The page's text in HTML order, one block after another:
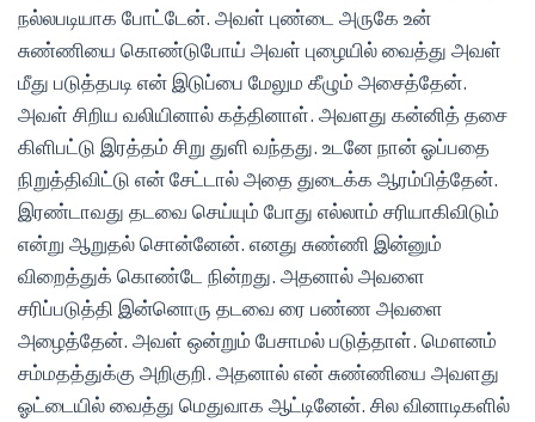
நல்லபடியாக போட்டேன். அவள் புண்டை அருகே உன்
சுண்ணியை கொண்டுபோய் அவள் புழையில் வைத்து அவள்
மீது படுத்தபடி என் இடுப்பை மேலும கீழும் அசைத்தேன்.
அவள் சிறிய வலியினால் கத்தினாள். அவளது கன்னித் தசை
கிளிபட்டு இரத்தம் சிறு துளி வந்தது. உடனே நான் ஓப்பதை
நிறுத்திவிட்டு என் சேட்டால் அதை துடைக்க ஆரம்பித்தேன்.
இரண்டாவது தடவை செய்யும் போது எல்லாம் சரியாகிவிடும்
என்று ஆறுதல் சொன்னேன். எனது சுண்ணி இன்னும்
விறைத்துக் கொண்டே நின்றது. அதனால் அவளை
சரிப்படுத்தி இன்னொரு தடவை ரை பண்ண அவளை
அழைத்தேன். அவள் ஒன்றும் பேசாமல் படுத்தாள். மௌனம்
சம்மதத்துக்கு அறிகுறி. அதனால் என் சுண்ணியை அவளது
ஓட்டையில் வைத்து மெதுவாக ஆட்டினேன். சில வினாடிகளில்